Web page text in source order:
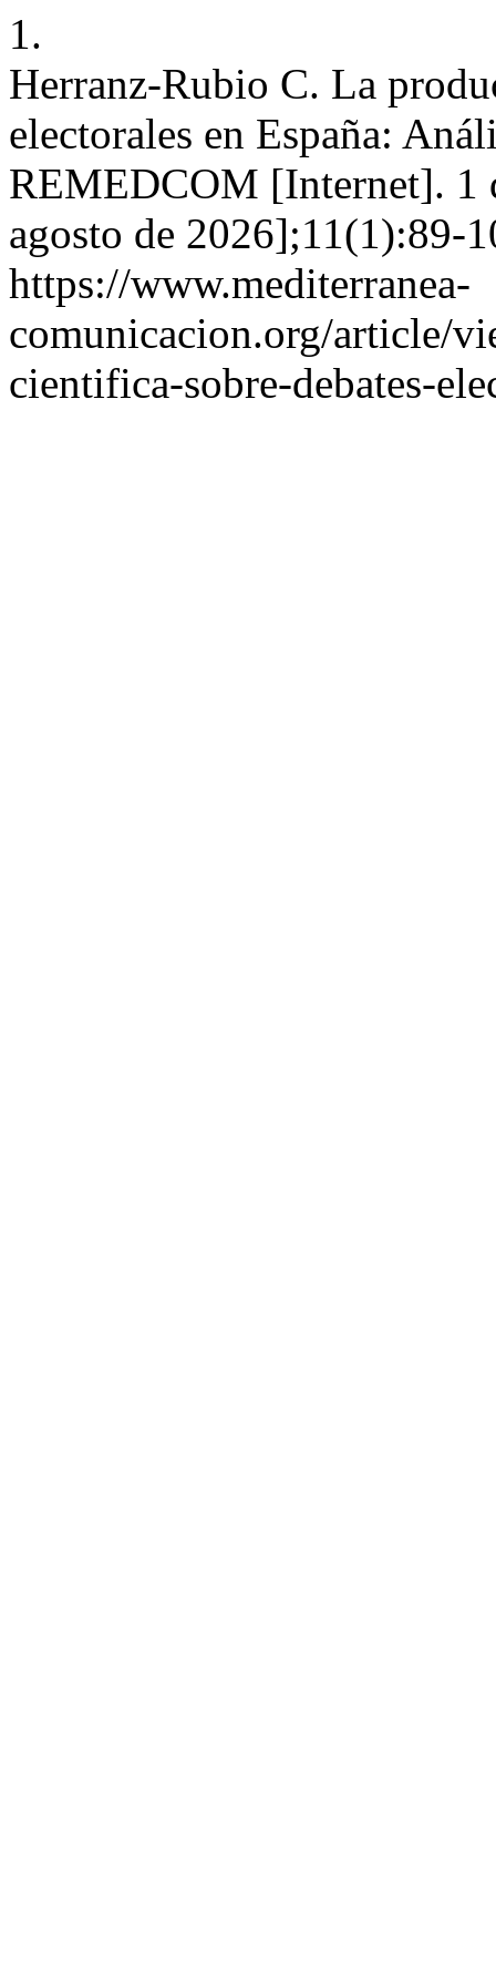
1.
Herranz-Rubio C. La
electorales en España:
REMEDCOM [Internet]. 1
agosto de 2026];11(1):89-
https://www.mediterranea-
comunicacion.org/article/
cientifica-sobre-debates-